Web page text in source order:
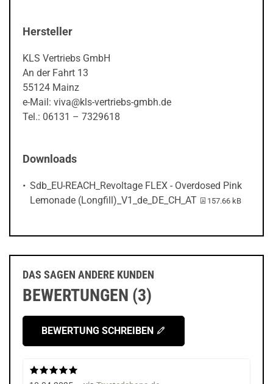
Hersteller
KLS Vertriebs GmbH
An der Fahrt 13
55124 Mainz
e-Mail: viva@kls-vertriebs-gmbh.de
Tel.: 06131 – 7329618
Downloads
Sdb_EU-REACH_Revoltage FLEX - Overdosed Pink
Lemonade (Longfill)_V1_de_DE_CH_AT
PDF-Datei:
157.66 kB
DAS SAGEN ANDERE KUNDEN
BEWERTUNGEN (3)
BEWERTUNG SCHREIBEN